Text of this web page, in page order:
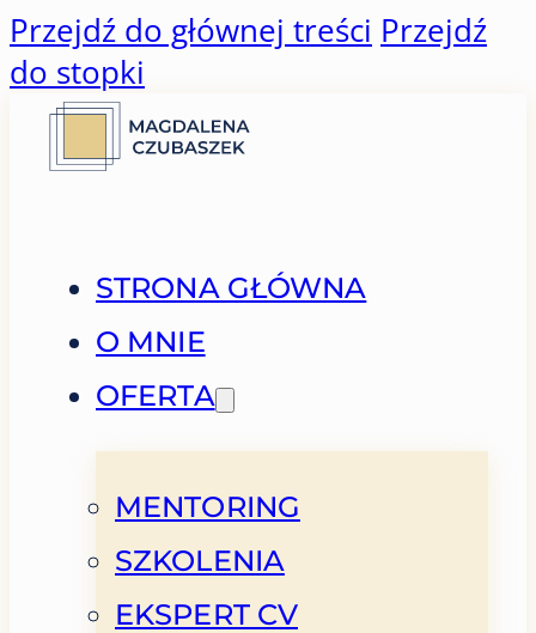
Przejdź do głównej treści Przejdź
do stopki
STRONA GŁÓWNA
O MNIE
OFERTA
MENTORING
SZKOLENIA
EKSPERT CV